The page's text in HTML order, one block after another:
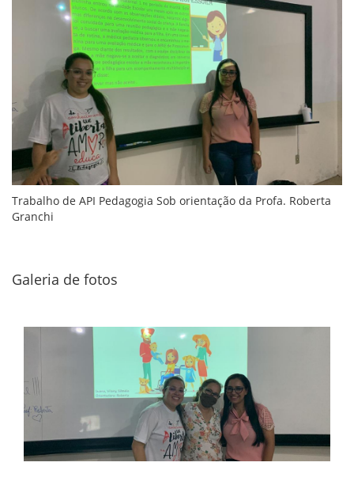
Trabalho de API Pedagogia Sob orientação da Profa. Roberta
Granchi
Galeria de fotos